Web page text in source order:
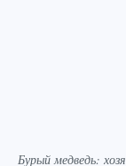
Бурый медведь: